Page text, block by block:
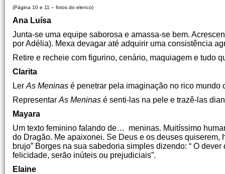
(Página 10 e 11 – fotos do elenco)
Ana Luísa
Junta-se uma equipe saborosa e amassa-se bem.
por Adélia). Mexa devagar até adquirir uma consistência
Retire e recheie com figurino, cenário, maquiagem e tudo
Clarita
Ler As Meninas é penetrar pela imaginação no rico mundo
Representar As Meninas é senti-las na pele e trazê-las
Mayara
Um texto feminino falando de… meninas. Muitíssimo
do Dragão. Me apaixonei. Se Deus e os deuses quiserem,
brujo” Borges na sua sabedoria simples dizendo: “ O
felicidade, serão inúteis ou prejudiciais”.
Elaine